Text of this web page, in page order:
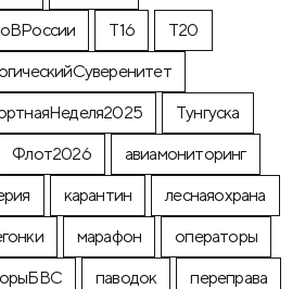
Т16
Т20
Тунгуска
Флот2026
авиамониторинг
карантин
леснаяохрана
марафон
операторы
паводок
переправа